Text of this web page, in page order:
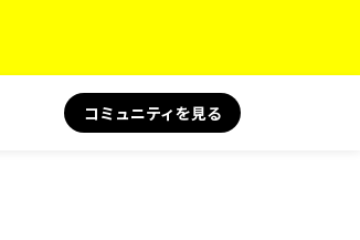
コミュニティを見る